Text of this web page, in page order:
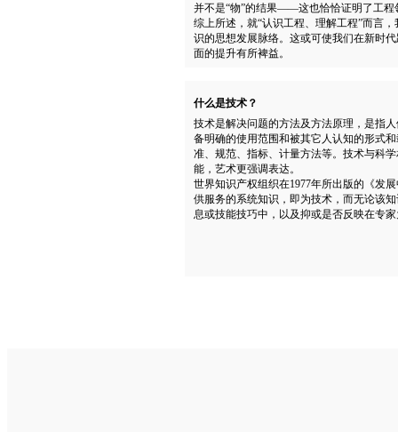
并不是“物”的结果——这也恰恰证明了工程
综上所述，就“认识工程、理解工程”而言
识的思想发展脉络。这或可使我们在新时
面的提升有所裨益。
什么是技术？
技术是解决问题的方法及方法原理，是指
备明确的使用范围和被其它人认知的形式
准、规范、指标、计量方法等。技术与科
能，艺术更强调表达。
世界知识产权组织在1977年所出版的《发
供服务的系统知识，即为技术，而无论该
息或技能技巧中，以及抑或是否反映在专